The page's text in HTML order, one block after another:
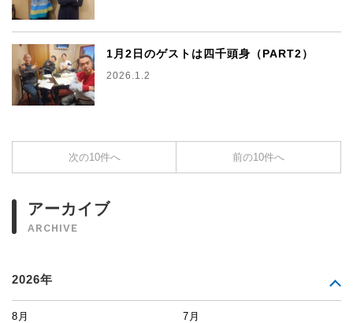
1月2日のゲストは四千頭身（PART2）
2026.1.2
次の10件へ 前の10件へ
アーカイブ
ARCHIVE
2026年
8月 7月